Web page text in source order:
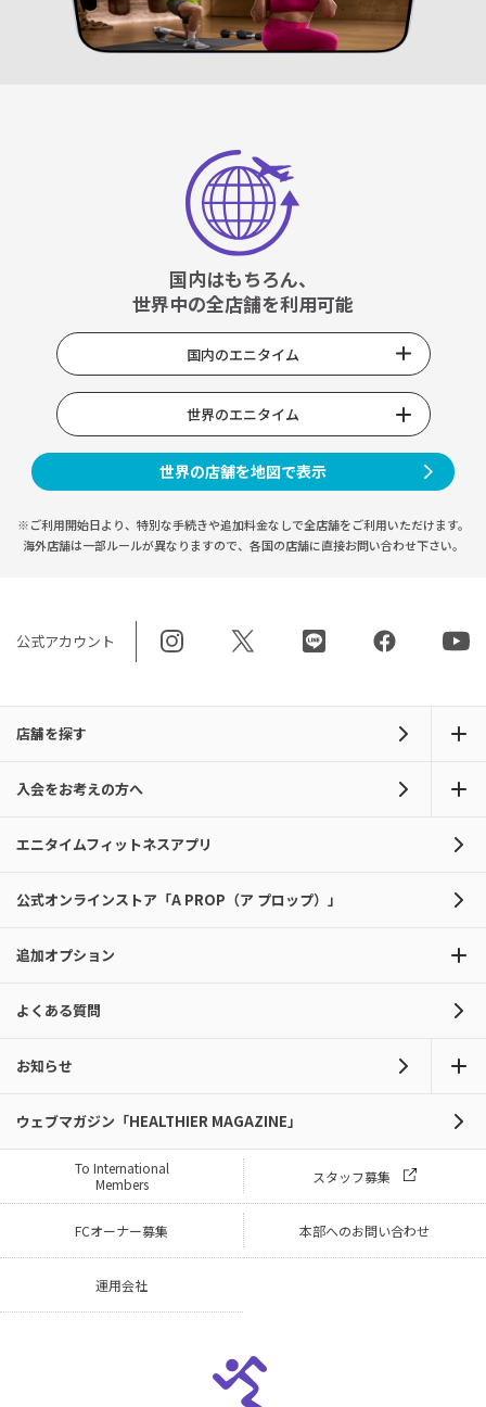
国内はもちろん、
世界中の全店舗を利用可能
国内のエニタイム
世界のエニタイム
世界の店舗を地図で表示
※ご利用開始日より、特別な手続きや追加料金なしで全店舗をご利用いただけます。
海外店舗は一部ルールが異なりますので、 各国の店舗に直接お問い合わせ下さい。
公式アカウント
店舗を探す
入会をお考えの方へ
エニタイムフィットネスアプリ
公式オンラインストア「A PROP（ア プロップ）」
追加オプション
よくある質問
お知らせ
ウェブマガジン「HEALTHIER MAGAZINE」
To International
Members
スタッフ募集
FCオーナー募集 本部へのお問い合わせ
運用会社